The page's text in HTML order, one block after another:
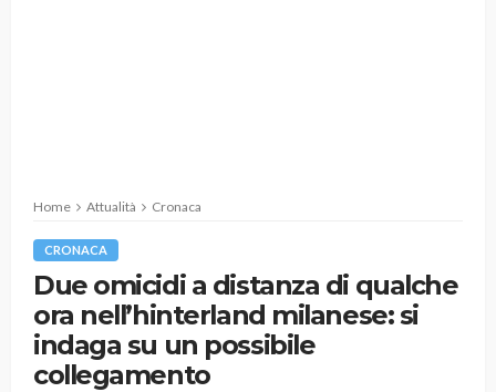
Home Attualità Cronaca
CRONACA
Due omicidi a distanza di qualche
ora nell’hinterland milanese: si
indaga su un possibile
collegamento